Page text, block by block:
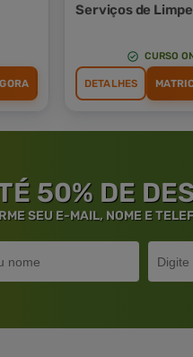
Serviços de
CURSO
DETALHES
50% DE
SEU E-MAIL, NOME E